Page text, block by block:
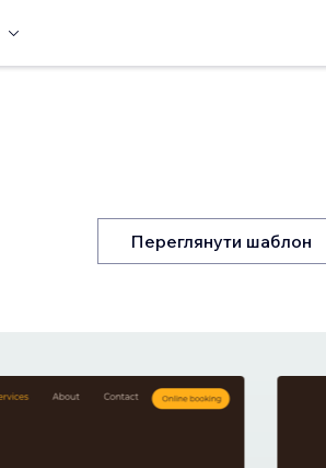
Переглянути шаблон